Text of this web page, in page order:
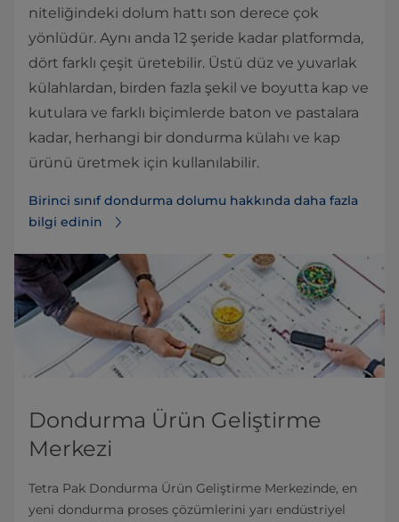
niteliğindeki dolum hattı son derece çok
yönlüdür. Aynı anda 12 şeride kadar platformda,
dört farklı çeşit üretebilir. Üstü düz ve yuvarlak
külahlardan, birden fazla şekil ve boyutta kap ve
kutulara ve farklı biçimlerde baton ve pastalara
kadar, herhangi bir dondurma külahı ve kap
ürünü üretmek için kullanılabilir.
Birinci sınıf dondurma dolumu hakkında daha fazla
bilgi edinin⁠
Dondurma Ürün Geliştirme
Merkezi
Tetra Pak Dondurma Ürün Geliştirme Merkezinde, en
yeni dondurma proses çözümlerini yarı endüstriyel